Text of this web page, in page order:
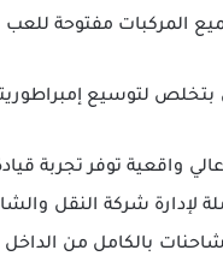
المركبات مفتوحة للعب
لتوسيع
لإدارة شركة النقل
بالكامل من الداخل